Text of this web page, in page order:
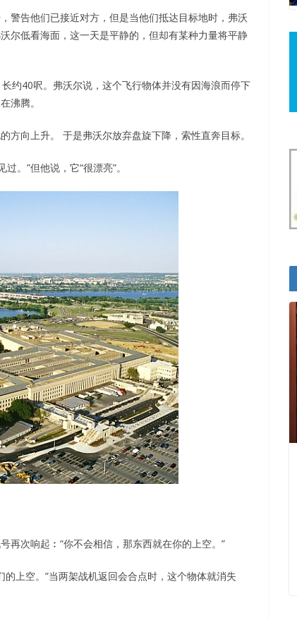
警告他们已接近对方，但是当他们抵达目标地时，弗沃
尔低看海面，这一天是平静的，但却有某种力量将平静
约40呎。弗沃尔说，这个飞行物体并没有因海浪而停下
沸腾。
向上升。 于是弗沃尔放弃盘旋下降，索性直奔目标。
。”但他说，它“很漂亮”。
再次响起︰“你不会相信，那东西就在你的上空。”
上空。”当两架战机返回会合点时，这个物体就消失